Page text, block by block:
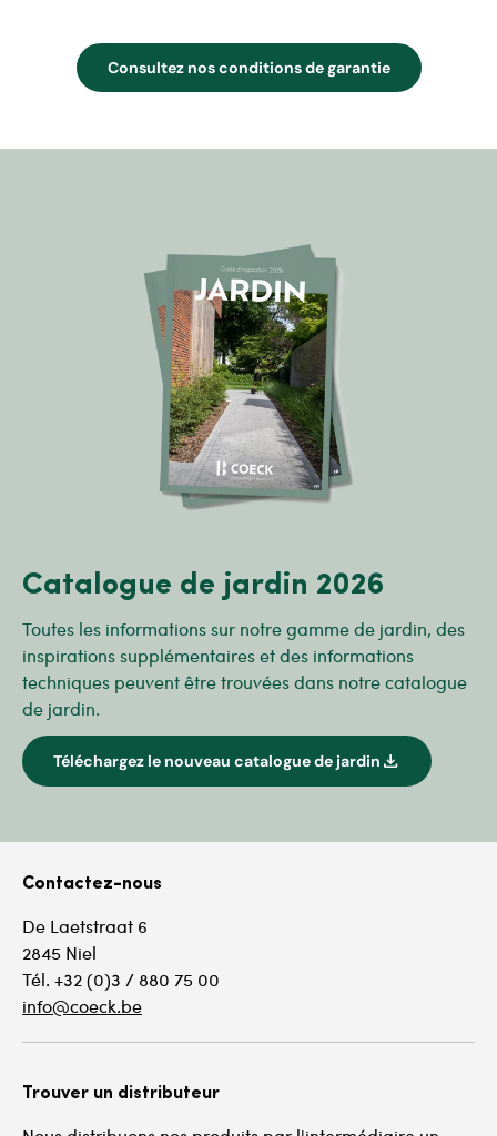
Consultez nos conditions de garantie
Catalogue de jardin 2026
Toutes les informations sur notre gamme de jardin, des
inspirations supplémentaires et des informations
techniques peuvent être trouvées dans notre catalogue
de jardin.
Téléchargez le nouveau catalogue de jardin download
Contactez-nous
De Laetstraat 6
2845 Niel
Tél. +32 (0)3 / 880 75 00
info@coeck.be
Trouver un distributeur